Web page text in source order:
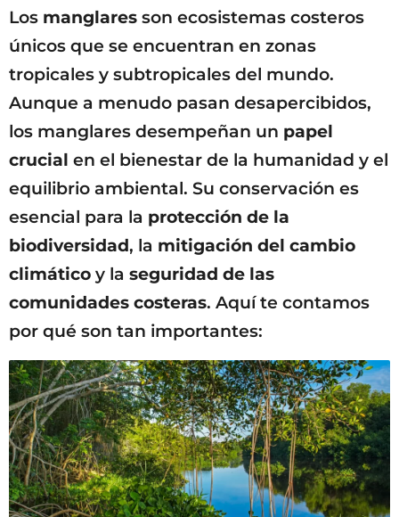
Los manglares son ecosistemas costeros
únicos que se encuentran en zonas
tropicales y subtropicales del mundo.
Aunque a menudo pasan desapercibidos,
los manglares desempeñan un papel
crucial en el bienestar de la humanidad y el
equilibrio ambiental. Su conservación es
esencial para la protección de la
biodiversidad, la mitigación del cambio
climático y la seguridad de las
comunidades costeras. Aquí te contamos
por qué son tan importantes: